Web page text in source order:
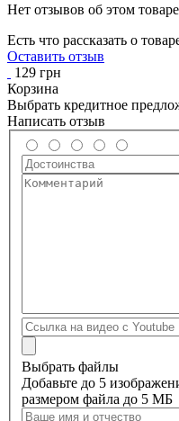
Нет отзывов об этом
Есть что рассказать о
Оставить отзыв
129 грн
Корзина
Выбрать кредитное
Написать отзыв
Выбрать файлы
Добавьте до 5
размером файла до 5 МБ